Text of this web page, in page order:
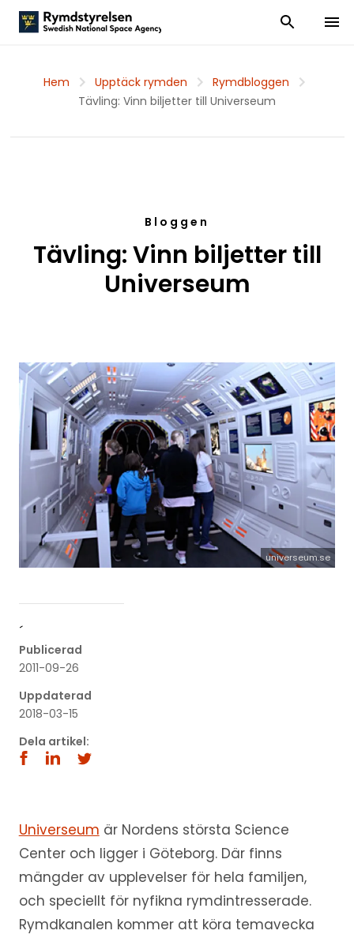
Visa och dölj
Visa
Hem Upptäck rymden
Rymdbloggen
Tävling: Vinn biljetter till Universeum
Bloggen
Tävling: Vinn biljetter till
Universeum
universeum.se
´
Publicerad
2011-09-26
Uppdaterad
2018-03-15
Dela artikel:
Universeum är Nordens största Science
Center och ligger i Göteborg. Där finns
mängder av upplevelser för hela familjen,
och speciellt för nyfikna rymdintresserade.
Rymdkanalen kommer att köra temavecka